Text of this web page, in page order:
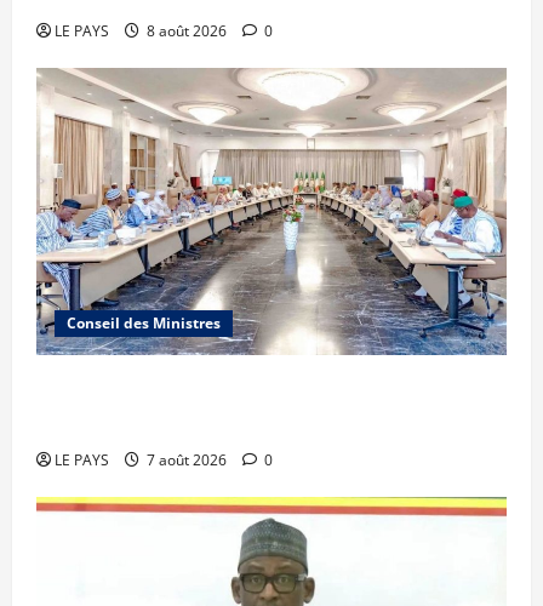
LE PAYS 8 août 2026 0
Conseil des Ministres
LE PAYS 7 août 2026 0